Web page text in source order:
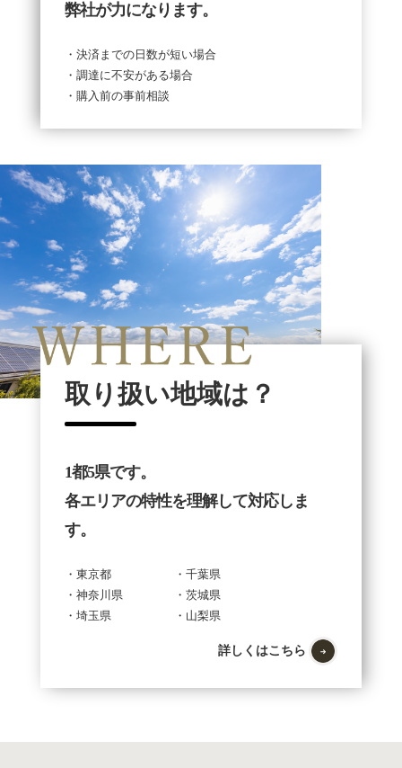
弊社が力になります。
・決済までの日数が短い場合
・調達に不安がある場合
・購入前の事前相談
取り扱い地域は？
1都5県です。
各エリアの特性を理解して対応しま
す。
・東京都
・千葉県
・神奈川県
・茨城県
・埼玉県
・山梨県
詳しくはこちら